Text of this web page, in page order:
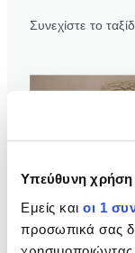
Υπεύθυνη
Εμείς και οι 1
προσωπικά σας
Συνεχίστε το